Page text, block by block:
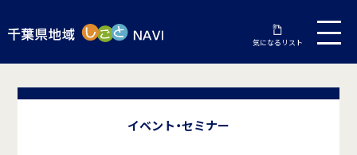
気になるリスト
イベント・セミナー